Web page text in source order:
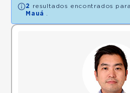
2 resultados encontrados
Mauá